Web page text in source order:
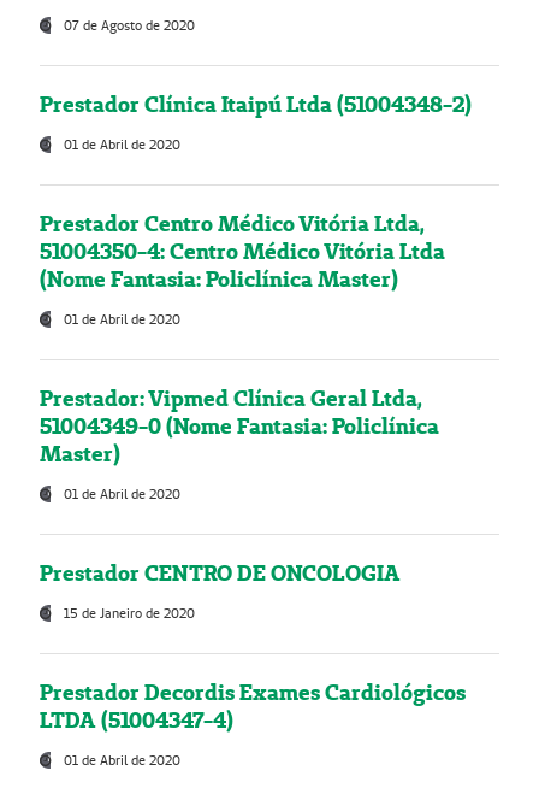
07 de Agosto de 2020
Prestador Clínica Itaipú Ltda (51004348-2)
01 de Abril de 2020
Prestador Centro Médico Vitória Ltda,
51004350-4: Centro Médico Vitória Ltda
(Nome Fantasia: Policlínica Master)
01 de Abril de 2020
Prestador: Vipmed Clínica Geral Ltda,
51004349-0 (Nome Fantasia: Policlínica
Master)
01 de Abril de 2020
Prestador CENTRO DE ONCOLOGIA
15 de Janeiro de 2020
Prestador Decordis Exames Cardiológicos
LTDA (51004347-4)
01 de Abril de 2020